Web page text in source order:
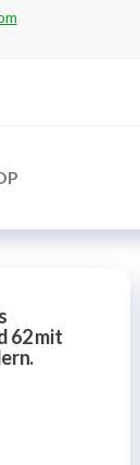
62 mit